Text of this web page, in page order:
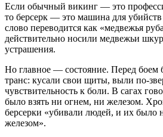
Если обычный викинг — это
то берсерк — это машина для
слово переводится как «медвежья
действительно носили медвежьи
устрашения.
Но главное — состояние. Перед боем
транс: кусали свои щиты, выли по-
чувствительность к боли. В сагах
было взять ни огнем, ни железом.
берсерки «убивали людей, и их было
железом».